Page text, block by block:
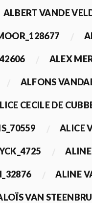
ALBERT VANDE
ALEX
ALFONS
CECILE DE
ALICE
ALINE
VAN